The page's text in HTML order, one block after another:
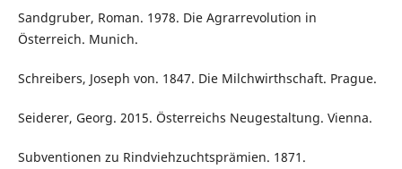
Sandgruber, Roman. 1978. Die Agrarrevolution in
Österreich. Munich.
Schreibers, Joseph von. 1847. Die Milchwirthschaft. Prague.
Seiderer, Georg. 2015. Österreichs Neugestaltung. Vienna.
Subventionen zu Rindviehzuchtsprämien. 1871.